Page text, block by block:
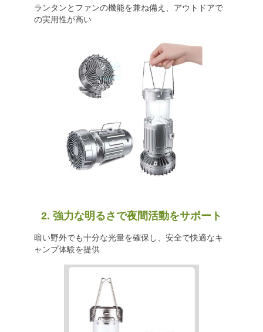
ランタンとファンの機能を兼ね備え、アウトドアで
の実用性が高い
2. 強力な明るさで夜間活動をサポート
暗い野外でも十分な光量を確保し、安全で快適なキ
ャンプ体験を提供